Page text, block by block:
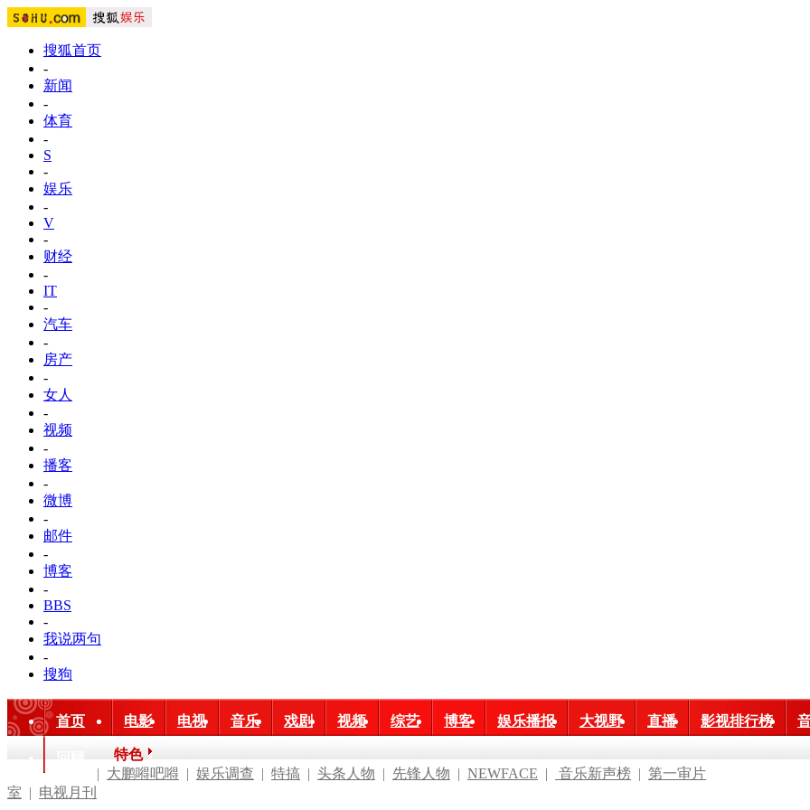
搜狐首页
-
新闻
-
体育
-
S
-
娱乐
-
V
-
财经
-
IT
-
汽车
-
房产
-
女人
-
视频
-
播客
-
微博
-
邮件
-
博客
-
BBS
-
我说两句
-
搜狗
首页 电影 电视 音乐 戏剧 视频 综艺 博客 娱乐播报 大视野 直播 影视排行榜
特色
| 大鹏嘚吧嘚 | 娱乐调查 | 特搞 | 头条人物 | 先锋人物 | NEWFACE | 音乐新声榜 | 第一审片
室 | 电视月刊